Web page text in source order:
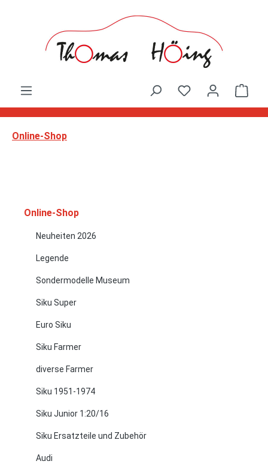
Online-Shop
Online-Shop
Neuheiten 2026
Legende
Sondermodelle Museum
Siku Super
Euro Siku
Siku Farmer
diverse Farmer
Siku 1951-1974
Siku Junior 1:20/16
Siku Ersatzteile und Zubehör
Audi